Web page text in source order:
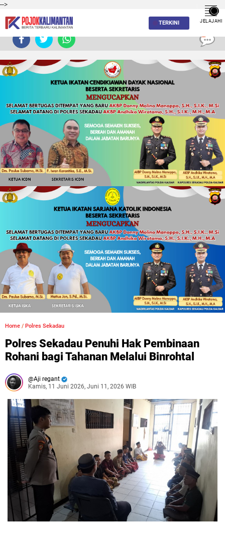
-->
TERKINI JELAJAHI
Home / Polres Sekadau
Polres Sekadau Penuhi Hak Pembinaan
Rohani bagi Tahanan Melalui Binrohtal
Aji regant
Kamis, 11 Juni 2026, Juni 11, 2026 WIB